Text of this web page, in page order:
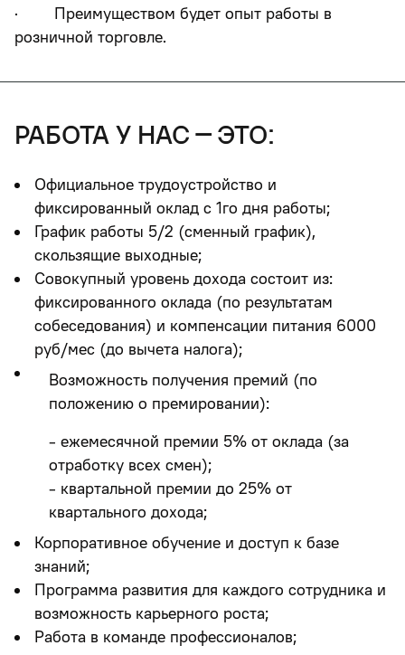
· Преимуществом будет опыт работы в
розничной торговле.
работа у нас – это:
Официальное трудоустройство и
фиксированный оклад с 1го дня работы;
График работы 5/2 (сменный график),
скользящие выходные;
Совокупный уровень дохода состоит из:
фиксированного оклада (по результатам
собеседования) и компенсации питания 6000
руб/мес (до вычета налога);
Возможность получения премий (по
положению о премировании):
- ежемесячной премии 5% от оклада (за
отработку всех смен);
- квартальной премии до 25% от
квартального дохода;
Корпоративное обучение и доступ к базе
знаний;
Программа развития для каждого сотрудника и
возможность карьерного роста;
Работа в команде профессионалов;